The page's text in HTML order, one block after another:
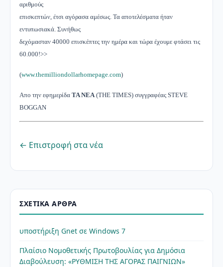
αριθμούς
επισκεπτών, έτσι αγόρασα αμέσως. Τα αποτελέσματα ήταν
εντυπωσιακά. Συνήθως
δεχόμασταν 40000 επισκέπτες την ημέρα και τώρα έχουμε φτάσει τις
60.000!>>
(www.themilliondollarhomepage.com)
Απο την εφημερίδα TA NEA(THE TIMES) συγγραφέας STEVE
BOGGAN
← Επιστροφή στα νέα
ΣΧΕΤΙΚΆ ΆΡΘΡΑ
υποστήριξη Gnet σε Windows 7
Πλαίσιο Νομοθετικής Πρωτοβουλίας για Δημόσια
Διαβούλευση: «ΡΥΘΜΙΣΗ ΤΗΣ ΑΓΟΡΑΣ ΠΑΙΓΝΙΩΝ»